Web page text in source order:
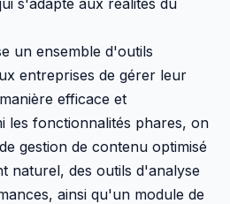
s'adapte aux réalités du
un ensemble d'outils
entreprises de gérer leur
efficace et
les fonctionnalités phares, on
gestion de contenu optimisé
naturel, des outils d'analyse
ainsi qu'un module de